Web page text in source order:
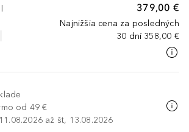
379,00 €
Najnižšia cena za posledných
30 dní 358,00 €
od 49 €
až št, 13.08.2026